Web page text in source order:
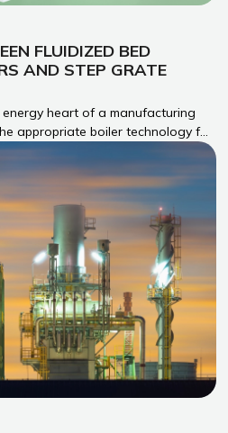
FLUIDIZED BED
AND STEP GRATE
heart of a manufacturing
appropriate boiler technology for
is a key factor in determining
efficiency, and energy utilization